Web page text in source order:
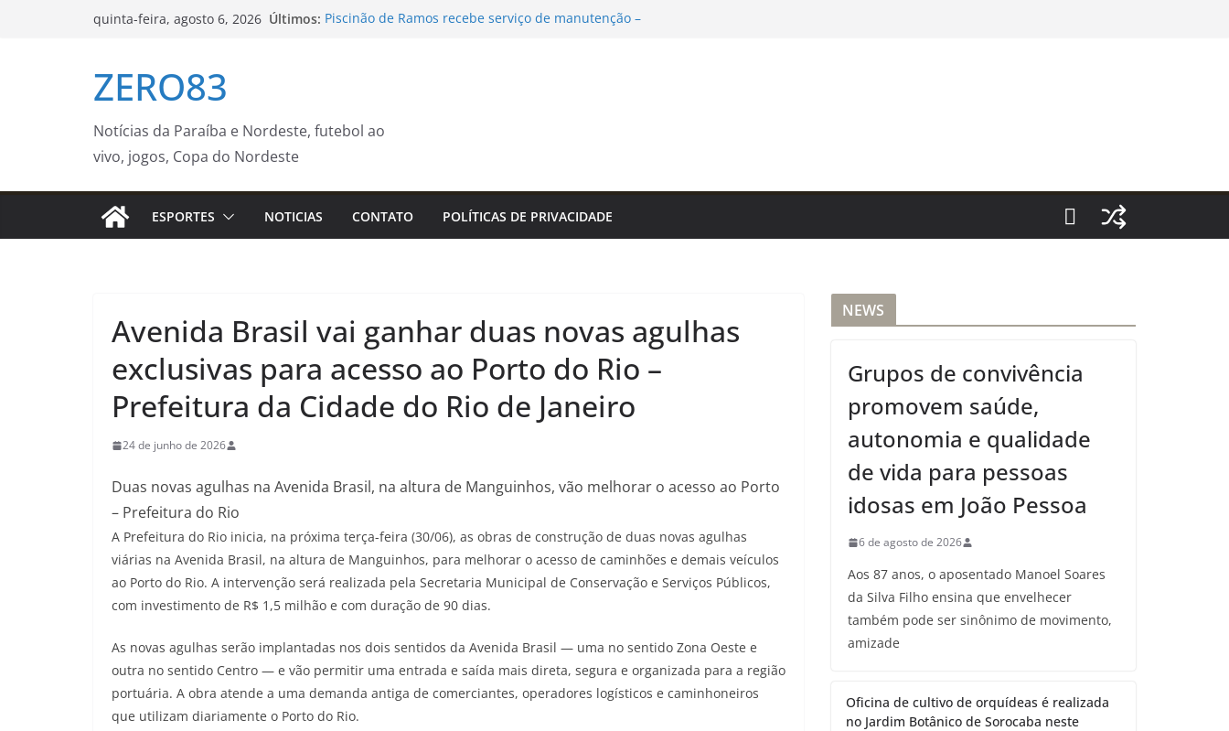
quinta-feira, agosto 6, 2026 Últimos: Piscinão de Ramos recebe serviço de manutenção –
Notícias
ZERO83
Notícias da Paraíba e Nordeste, futebol ao
vivo, jogos, Copa do Nordeste
ESPORTES NOTICIAS CONTATO POLÍTICAS DE PRIVACIDADE
Avenida Brasil vai ganhar duas novas agulhas
exclusivas para acesso ao Porto do Rio –
Prefeitura da Cidade do Rio de Janeiro
24 de junho de 2026
Duas novas agulhas na Avenida Brasil, na altura de Manguinhos, vão melhorar o acesso ao Porto
– Prefeitura do Rio
A Prefeitura do Rio inicia, na próxima terça-feira (30/06), as obras de construção de duas novas agulhas
viárias na Avenida Brasil, na altura de Manguinhos, para melhorar o acesso de caminhões e demais veículos
ao Porto do Rio. A intervenção será realizada pela Secretaria Municipal de Conservação e Serviços Públicos,
com investimento de R$ 1,5 milhão e com duração de 90 dias.
As novas agulhas serão implantadas nos dois sentidos da Avenida Brasil — uma no sentido Zona Oeste e
outra no sentido Centro — e vão permitir uma entrada e saída mais direta, segura e organizada para a região
portuária. A obra atende a uma demanda antiga de comerciantes, operadores logísticos e caminhoneiros
que utilizam diariamente o Porto do Rio.
NEWS
Grupos de convivência
promovem saúde,
autonomia e qualidade
de vida para pessoas
idosas em João Pessoa
6 de agosto de 2026
Aos 87 anos, o aposentado Manoel Soares
da Silva Filho ensina que envelhecer
também pode ser sinônimo de movimento,
amizade
Oficina de cultivo de orquídeas é realizada
no Jardim Botânico de Sorocaba neste